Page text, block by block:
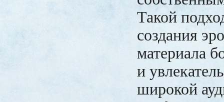
Такой
создания
материала
и
широкой